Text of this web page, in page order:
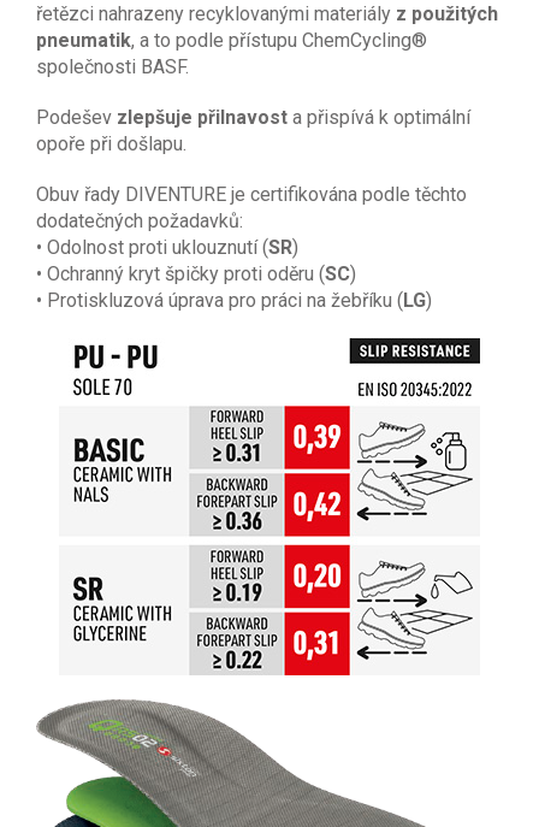
řetězci nahrazeny recyklovanými materiály z použitých
pneumatik, a to podle přístupu ChemCycling®
společnosti BASF.
Podešev zlepšuje přilnavost a přispívá k optimální
opoře při došlapu.
Obuv řady DIVENTURE je certifikována podle těchto
dodatečných požadavků:
• Odolnost proti uklouznutí (SR)
• Ochranný kryt špičky proti oděru (SC)
• Protiskluzová úprava pro práci na žebříku (LG)